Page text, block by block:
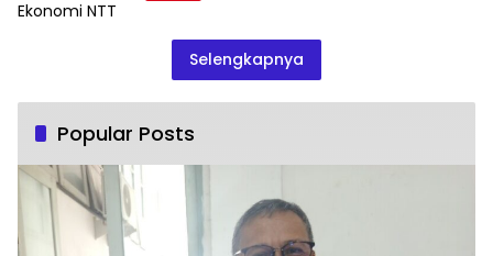
Selengkapnya
Popular Posts